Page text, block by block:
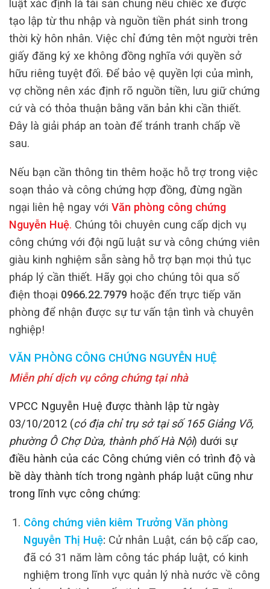
luật xác định là tài sản chung nếu chiếc xe được
tạo lập từ thu nhập và nguồn tiền phát sinh trong
thời kỳ hôn nhân. Việc chỉ đứng tên một người trên
giấy đăng ký xe không đồng nghĩa với quyền sở
hữu riêng tuyệt đối. Để bảo vệ quyền lợi của mình,
vợ chồng nên xác định rõ nguồn tiền, lưu giữ chứng
cứ và có thỏa thuận bằng văn bản khi cần thiết.
Đây là giải pháp an toàn để tránh tranh chấp về
sau.
Nếu bạn cần thông tin thêm hoặc hỗ trợ trong việc
soạn thảo và công chứng hợp đồng, đừng ngần
ngại liên hệ ngay với Văn phòng công chứng
Nguyễn Huệ. Chúng tôi chuyên cung cấp dịch vụ
công chứng với đội ngũ luật sư và công chứng viên
giàu kinh nghiệm sẵn sàng hỗ trợ bạn mọi thủ tục
pháp lý cần thiết. Hãy gọi cho chúng tôi qua số
điện thoại 0966.22.7979 hoặc đến trực tiếp văn
phòng để nhận được sự tư vấn tận tình và chuyên
nghiệp!
VĂN PHÒNG CÔNG CHỨNG NGUYỄN HUỆ
Miễn phí dịch vụ công chứng tại nhà
VPCC Nguyễn Huệ được thành lập từ ngày
03/10/2012 (có địa chỉ trụ sở tại số 165 Giảng Võ,
phường Ô Chợ Dừa, thành phố Hà Nội) dưới sự
điều hành của các Công chứng viên có trình độ và
bề dày thành tích trong ngành pháp luật cũng như
trong lĩnh vực công chứng:
Công chứng viên kiêm Trưởng Văn phòng
Nguyễn Thị Huệ: Cử nhân Luật, cán bộ cấp cao,
đã có 31 năm làm công tác pháp luật, có kinh
nghiệm trong lĩnh vực quản lý nhà nước về công